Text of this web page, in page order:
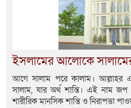
ইসলামের আলোকে
আগে সালাম পরে কালাম। আল্লাহর
সালাম, যার অর্থ শান্তি। এই নাম
শারীরিক মানসিক শান্তি ও নিরাপত্তা